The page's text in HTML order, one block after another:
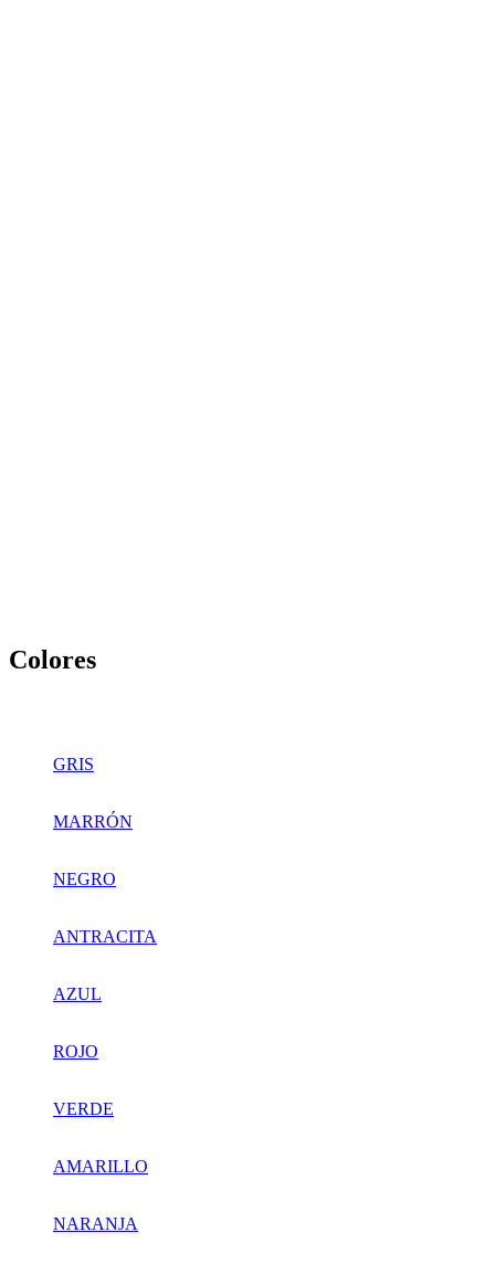
Colores
GRIS
MARRÓN
NEGRO
ANTRACITA
AZUL
ROJO
VERDE
AMARILLO
NARANJA